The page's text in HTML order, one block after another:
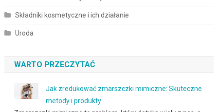
Składniki kosmetyczne i ich działanie
Uroda
WARTO PRZECZYTAĆ
Jak zredukować zmarszczki mimiczne: Skuteczne
metody i produkty